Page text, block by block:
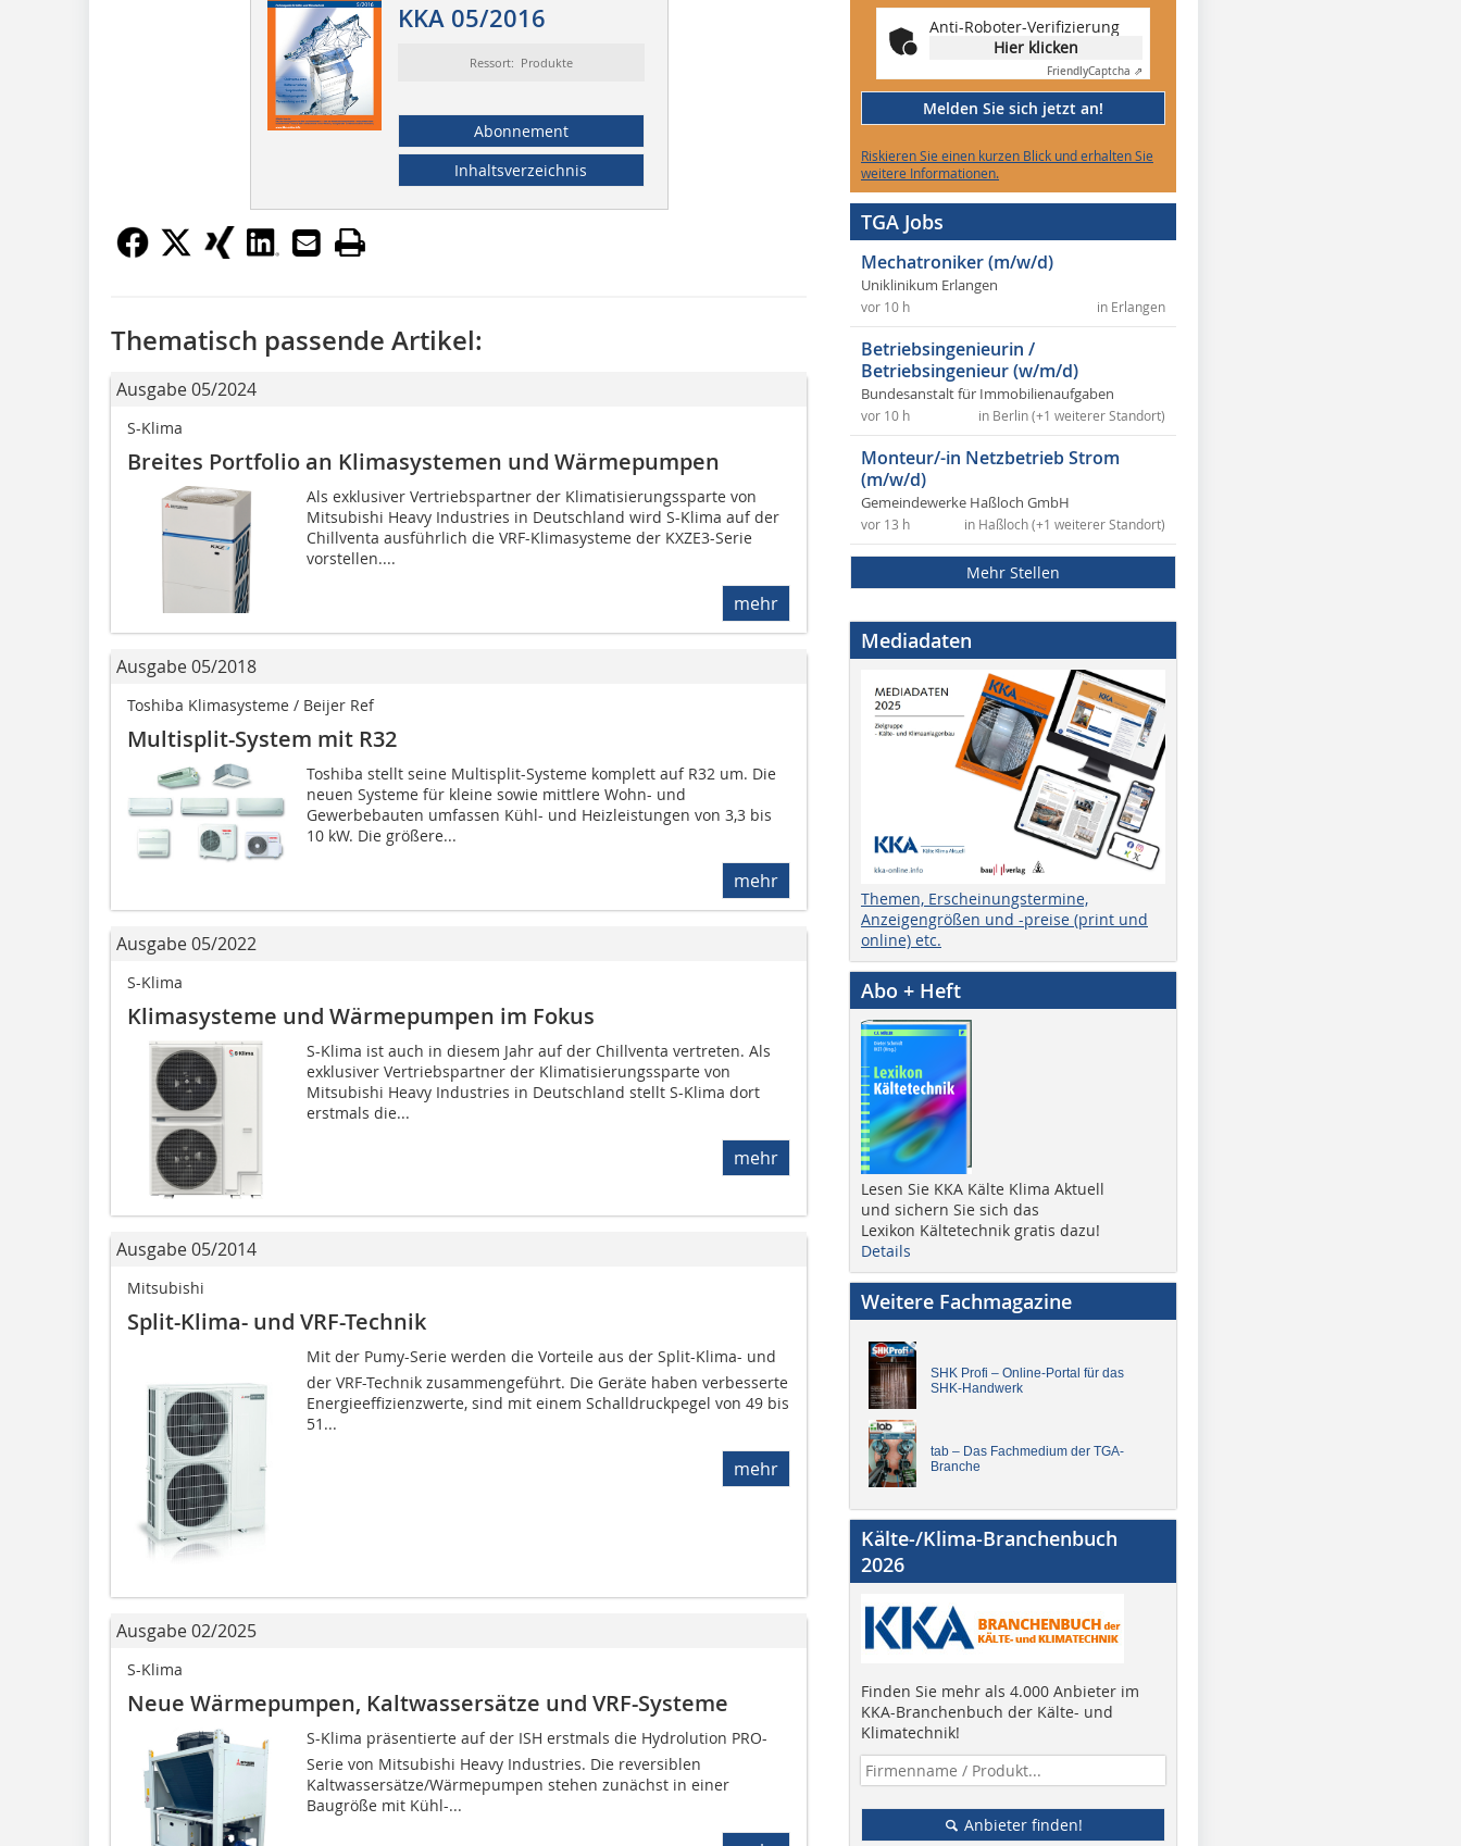
KKA 05/2016
Ressort: Produkte
Abonnement
Inhaltsverzeichnis
Thematisch passende Artikel:
Ausgabe 05/2024
S-Klima
Breites Portfolio an Klimasystemen und Wärmepumpen
Als exklusiver Vertriebspartner der Klimatisierungssparte von
Mitsubishi Heavy Industries in Deutschland wird S-Klima auf der
Chillventa ausführlich die VRF-Klimasysteme der KXZE3-Serie
vorstellen....
mehr
Ausgabe 05/2018
Toshiba Klimasysteme / Beijer Ref
Multisplit-System mit R32
Toshiba stellt seine Multisplit-Systeme komplett auf R32 um. Die
neuen Systeme für kleine sowie mittlere Wohn- und
Gewerbebauten umfassen Kühl- und Heizleistungen von 3,3 bis
10 kW. Die größere...
mehr
Ausgabe 05/2022
S-Klima
Klimasysteme und Wärmepumpen im Fokus
S-Klima ist auch in diesem Jahr auf der Chillventa vertreten. Als
exklusiver Vertriebspartner der Klimatisierungssparte von
Mitsubishi Heavy Industries in Deutschland stellt S-Klima dort
erstmals die...
mehr
Ausgabe 05/2014
Mitsubishi
Split-Klima- und VRF-Technik
Mit der Pumy-Serie werden die Vorteile aus der Split-Klima- und
der VRF-Technik zusammengeführt. Die Geräte haben verbesserte
Energieeffizienzwerte, sind mit einem Schalldruckpegel von 49 bis
51...
mehr
Ausgabe 02/2025
S-Klima
Neue Wärmepumpen, Kaltwassersätze und VRF-Systeme
S-Klima präsentierte auf der ISH erstmals die Hydrolution PRO-
Serie von Mitsubishi Heavy Industries. Die reversiblen
Kaltwassersätze/Wärmepumpen stehen zunächst in einer
Baugröße mit Kühl-...
Anti-Roboter-Verifizierung
Hier klicken
FriendlyCaptcha ⇗
Melden Sie sich jetzt an!
Riskieren Sie einen kurzen Blick und erhalten Sie
weitere Informationen.
TGA Jobs
Mechatroniker (m/w/d)
Uniklinikum Erlangen
in Erlangen
vor 10 h
Betriebsingenieurin /
Betriebsingenieur (w/m/d)
Bundesanstalt für Immobilienaufgaben
in Berlin (+1 weiterer Standort)
vor 10 h
Monteur/-in Netzbetrieb Strom
(m/w/d)
Gemeindewerke Haßloch GmbH
in Haßloch (+1 weiterer Standort)
vor 13 h
Mehr Stellen
Mediadaten
Themen, Erscheinungstermine,
Anzeigengrößen und -preise (print und
online) etc.
Abo + Heft
Lesen Sie KKA Kälte Klima Aktuell
und sichern Sie sich das
Lexikon Kältetechnik gratis dazu!
Details
Weitere Fachmagazine
SHK Profi – Online-Portal für das
SHK-Handwerk
tab – Das Fachmedium der TGA-
Branche
Kälte-/Klima-Branchenbuch
2026
Finden Sie mehr als 4.000 Anbieter im
KKA-Branchenbuch der Kälte- und
Klimatechnik!
Anbieter finden!